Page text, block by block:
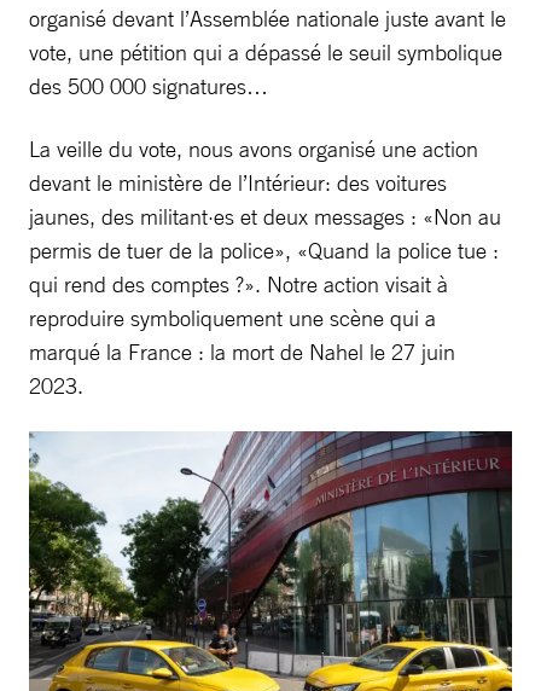
organisé devant l’Assemblée nationale juste avant le
vote, une pétition qui a dépassé le seuil symbolique
des 500 000 signatures…
La veille du vote, nous avons organisé une action
devant le ministère de l’Intérieur: des voitures
jaunes, des militant·es et deux messages : «Non au
permis de tuer de la police», «Quand la police tue :
qui rend des comptes ?». Notre action visait à
reproduire symboliquement une scène qui a
marqué la France : la mort de Nahel le 27 juin
2023.